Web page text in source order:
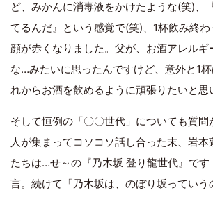
ど、みかんに消毒液をかけたような(笑)、
てるんだ』という感覚で(笑)、1杯飲み終わ
顔が赤くなりました。父が、お酒アレル
な…みたいに思ったんですけど、意外と1
れからお酒を飲めるように頑張りたいと思
そして恒例の「〇〇世代」についても質
人が集まってコソコソ話し合った末、岩
たちは…せ～の『乃木坂 登り龍世代』です
言。続けて「乃木坂は、のぼり坂っていう